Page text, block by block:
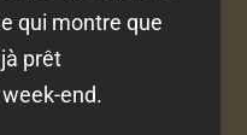
qui montre que
prêt
end.